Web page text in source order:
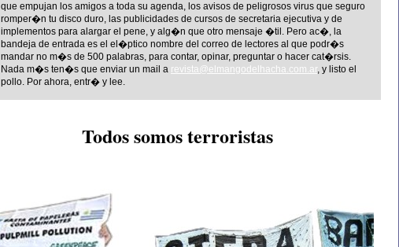
que empujan los amigos a toda su agenda, los avisos de peligrosos virus que seguro
romper�n tu disco duro, las publicidades de cursos de secretaria ejecutiva y de
implementos para alargar el pene, y alg�n que otro mensaje �til. Pero ac�, la
bandeja de entrada es el el�ptico nombre del correo de lectores al que podr�s
mandar no m�s de 500 palabras, para contar, opinar, preguntar o hacer cat�rsis.
Nada m�s ten�s que enviar un mail a revista@elmangodelhacha.com.ar, y listo el
pollo. Por ahora, entr� y lee.
Todos somos terroristas